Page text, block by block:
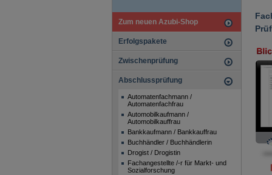
Zum neuen Azubi-Shop
Erfolgspakete
Zwischenprüfung
Abschlussprüfung
Automatenfachmann /
Automatenfachfrau
Automobilkaufmann /
Automobilkauffrau
Bankkaufmann / Bankkauffrau
Buchhändler / Buchhändlerin
Drogist / Drogistin
Fachangestellte /-r für Markt- und
Sozialforschung